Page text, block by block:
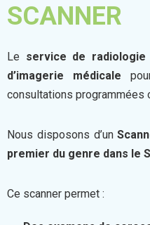
SCANNER
Le service de radiologie
d’imagerie médicale
consultations programmées
Nous disposons d’un
premier du genre dans le
Ce scanner permet :